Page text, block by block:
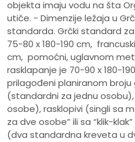
objekta imaju vodu na šta
utiče. - Dimenzije ležaja u
standarda. Grčki standard
75-80 x 180-190 cm,
cm, pomoćni, uglavnom
rasklapanje je 70-90 x 180-
prilagođeni planiranom
(standardni za jednu
osobe), rasklopivi (singli sa
za dve osobe” ili sa “klik-
(dva standardna kreveta u